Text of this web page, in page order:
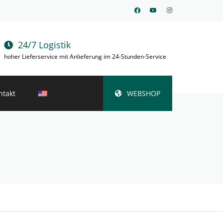
24/7 Logistik
hoher Lieferservice mit Anlieferung im 24-Stunden-Service
WEBSHOP